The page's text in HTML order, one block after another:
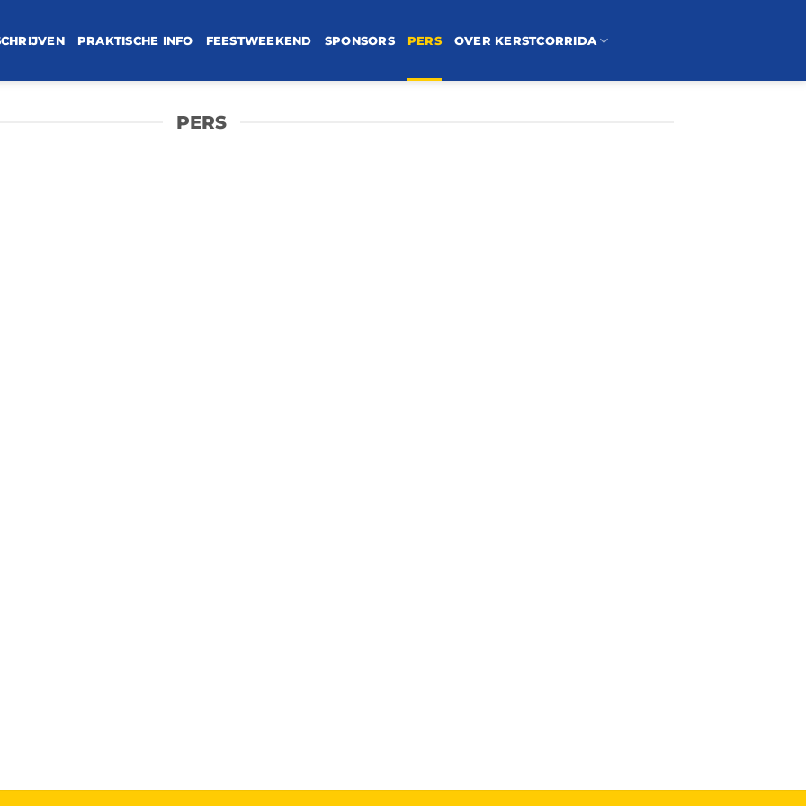
PRAKTISCHE INFO FEESTWEEKEND SPONSORS PERS OVER KERSTCORRIDA
PERS